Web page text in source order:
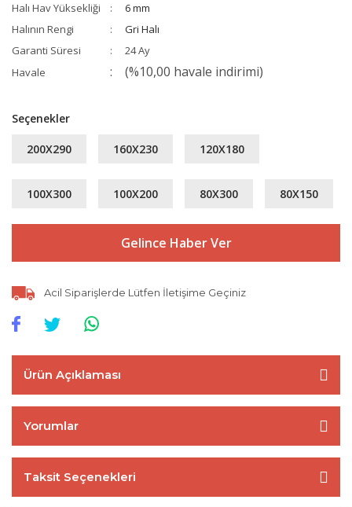
Halı Hav Yüksekliği
6 mm
Halının Rengi
Gri Halı
Garanti Süresi
24 Ay
Havale
(%10,00 havale indirimi)
Seçenekler
200X290 160X230 120X180
100X300 100X200 80X300 80X150
Gelince Haber Ver
Acil Siparişlerde Lütfen İletişime Geçiniz
Ürün Açıklaması
Yorumlar
Taksit Seçenekleri